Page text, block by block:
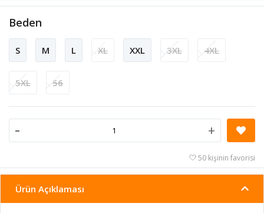
Beden
S M L XL XXL 3XL 4XL
5XL 56
- +
50 kişinin favorisi
Ürün Açıklaması